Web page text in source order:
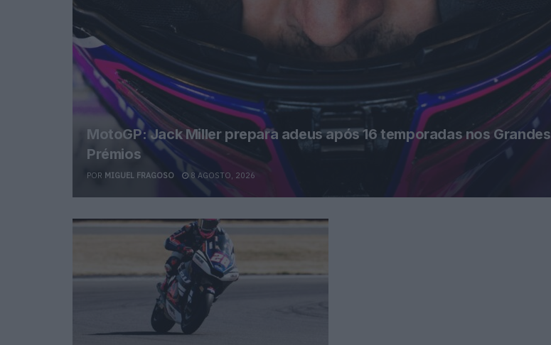
MotoGP: Jack Miller prepara adeus após 16 temporadas nos Grandes
Prémios
POR MIGUEL FRAGOSO 8 AGOSTO, 2026